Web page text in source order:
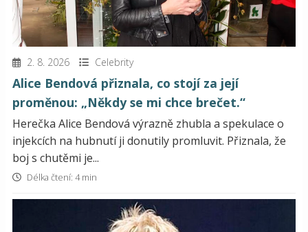
2. 8. 2026 Celebrity
Alice Bendová přiznala, co stojí za její
proměnou: „Někdy se mi chce brečet.“
Herečka Alice Bendová výrazně zhubla a spekulace o
injekcích na hubnutí ji donutily promluvit. Přiznala, že
boj s chutěmi je...
Délka čtení: 4 min